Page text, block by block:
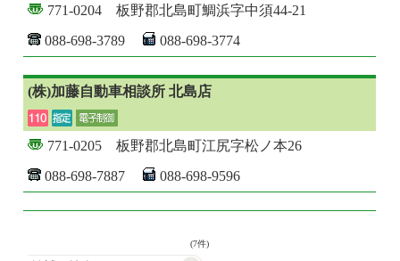
771-0204 板野郡北島町鯛浜字中須44-21
088-698-3789
088-698-3774
(株)加藤自動車相談所 北島店
771-0205 板野郡北島町江尻字松ノ本26
088-698-7887
088-698-9596
(7件)